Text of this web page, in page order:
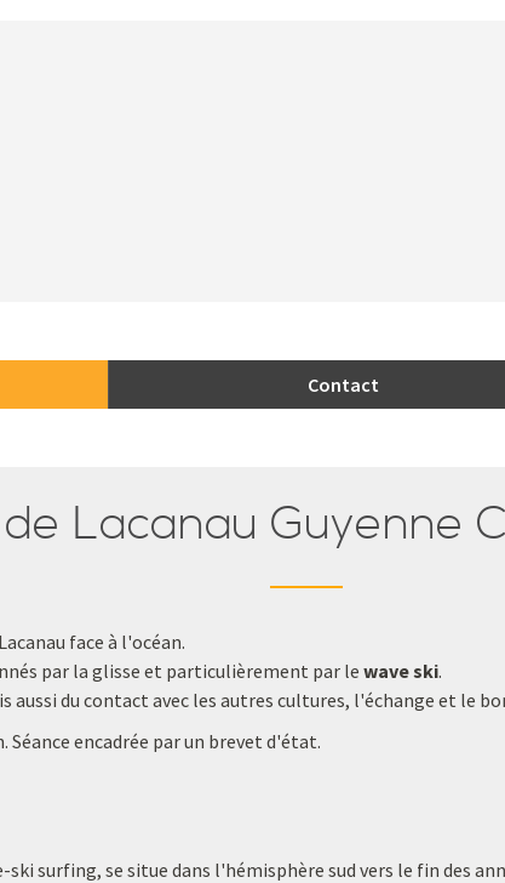
Contact
Lacanau Guyenne
face à l'océan.
par la glisse et particulièrement par le wave ski.
aussi du contact avec les autres cultures, l'échange et le
encadrée par un brevet d'état.
surfing, se situe dans l'hémisphère sud vers le fin des